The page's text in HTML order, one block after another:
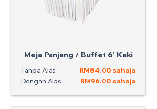
Meja Panjang / Buffet 6' Kaki
Tanpa Alas
RM84.00 sahaja
Dengan Alas
RM96.00 sahaja